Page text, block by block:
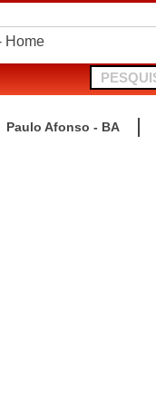
em Antas
Paulo Afonso - BA